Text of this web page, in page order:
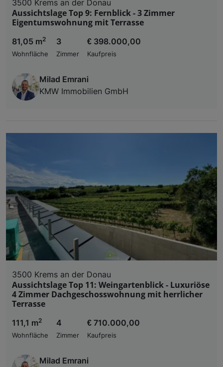
3500 Krems an der Donau
Aussichtslage Top 9: Fernblick - 3 Zimmer
Eigentumswohnung mit Terrasse
81,05 m2
Wohnfläche
3
Zimmer
€ 398.000,00
Kaufpreis
Milad Emrani
KMW Immobilien GmbH
3500 Krems an der Donau
Aussichtslage Top 11: Weingartenblick - Luxuriöse
4 Zimmer Dachgeschosswohnung mit herrlicher
Terrasse
111,1 m2
Wohnfläche
4
Zimmer
€ 710.000,00
Kaufpreis
Milad Emrani